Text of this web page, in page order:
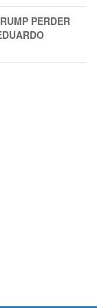
PERDER